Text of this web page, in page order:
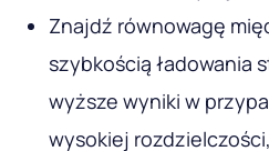
W 2025 roku widoczność
wyszukiwarkach będzie
optymalizacji treści